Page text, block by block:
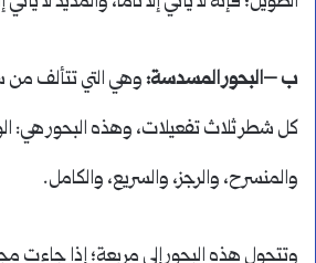
ب –البحور المسدسة:وهي التي تتألف
كل شطر ثلاث تفعيلات، وهذه البحور هي:
والمنسرح، والرجز، والسريع، والكامل.
وتتحول هذه البحور إلى مربعة؛ إذا جاءت